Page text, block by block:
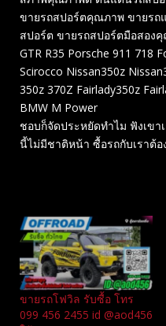
ขายรถสปอร์ตคุณภาพ ขายรถ
สปอร์ต ขายรถสปอร์ตมือสอง
GTR R35 Porsche 911 718
Scirocco Nissan350z
350z 370Z Fairlady350z
BMW M Power
ชอบก็จัดประหยัดทำไม ฟังเขา
นี้ไม่มีชาติหน้า ซื้อรถกับเราต้อ
ขายรถโฟวิล รับซื้อ โทร
099 456 2455 id @aod456